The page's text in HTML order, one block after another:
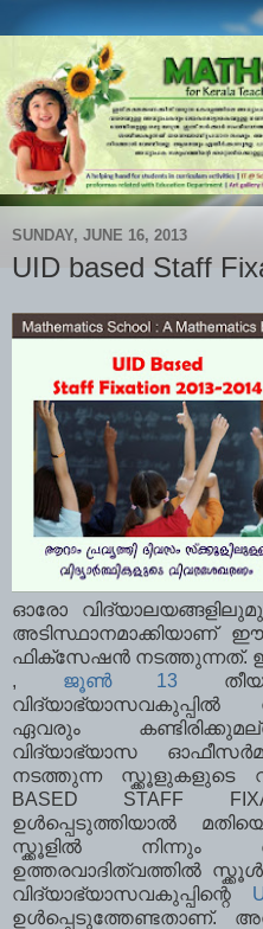
SUNDAY, JUNE 16, 2013
UID based Staff
ഓരോ
അടിസ്ഥാനമാക്കിയാണ്
ഫിക്സേഷന്‍ നടത്തുന്നത്.
, ജൂണ്‍ 13
ഏവരും
വിദ്യാഭ്യാസ
നടത്തുന്ന സ്ക്കൂളുകളുടെ
BASED STAFF
ഉള്‍പ്പെടുത്തിയാല്‍
സ്ക്കൂളില്‍ നിന്നും
ഉത്തരവാദിത്വത്തില്‍
വിദ്യാഭ്യാസവകുപ്പിന്റെ
ഉള്‍പ്പെടുത്തേണ്ടതാണ്.